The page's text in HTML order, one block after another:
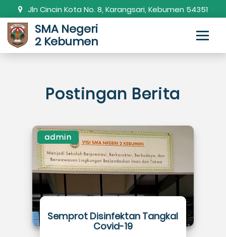
Jln Cincin Kota No. 8, Karangsari, Kebumen 54351
0287-381820
SMA Negeri
2 Kebumen
Postingan Berita
admin
Semprot Disinfektan Tangkal
Covid-19